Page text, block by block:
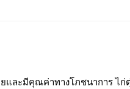
ละมีคุณค่าทางโภชนาการ ไ